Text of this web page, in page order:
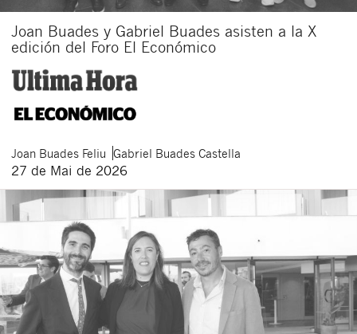
Joan Buades y Gabriel Buades asisten a la X
edición del Foro El Económico
Joan Buades Feliu Gabriel Buades Castella
27 de Mai de 2026